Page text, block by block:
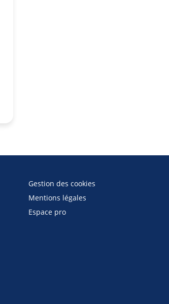
Gestion des cookies
Mentions légales
Espace pro